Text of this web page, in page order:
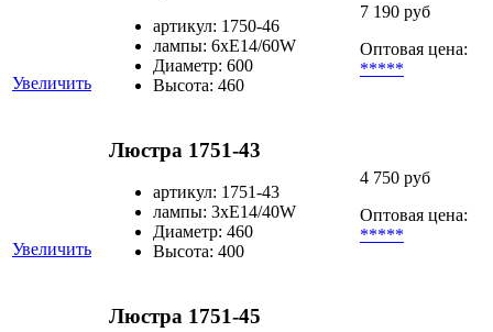
Увеличить
артикул: 1750-46
лампы: 6хЕ14/60W
Диаметр: 600
Высота: 460
7 190 руб
Оптовая цена:
*****
Увеличить
Люстра 1751-43
артикул: 1751-43
лампы: 3хЕ14/40W
Диаметр: 460
Высота: 400
4 750 руб
Оптовая цена:
*****
Люстра 1751-45